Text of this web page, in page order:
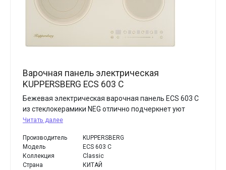
Варочная панель электрическая
KUPPERSBERG ECS 603 C
Бежевая электрическая варочная панель ECS 603 C
из стеклокерамики NEG отлично подчеркнет уют
Читать далее
Производитель
KUPPERSBERG
Модель
ECS 603 C
Коллекция
Classic
Страна
КИТАЙ